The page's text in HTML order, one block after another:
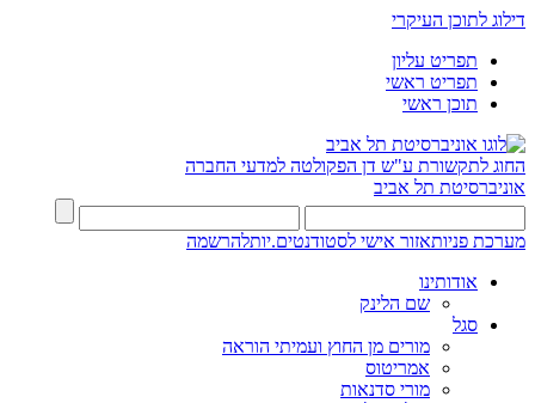
דילוג לתוכן העיקרי
תפריט עליון
תפריט ראשי
תוכן ראשי
החוג לתקשורת ע"ש דן הפקולטה למדעי החברה
אוניברסיטת תל אביב
מערכת פניותאזור אישי לסטודנטים.יותלהרשמה
אודותינו
שם הלינק
סגל
מורים מן החוץ ועמיתי הוראה
אמריטוס
מורי סדנאות